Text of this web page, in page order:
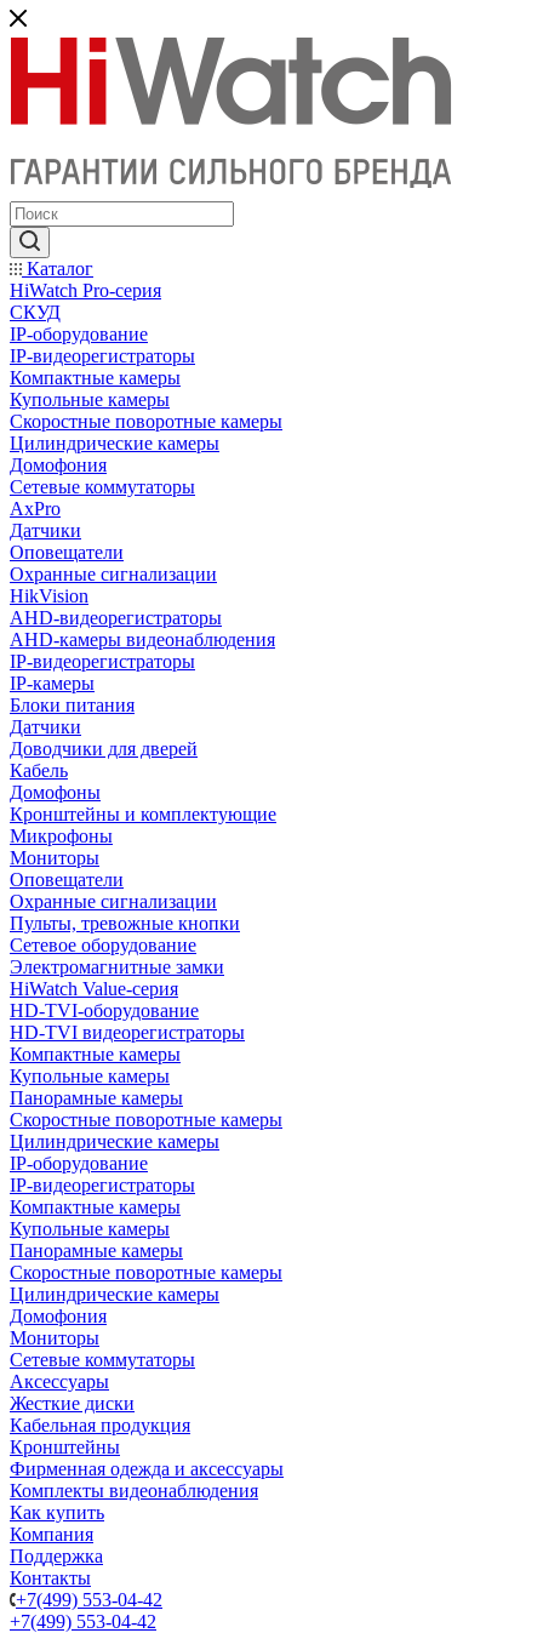
Каталог
HiWatch Pro-серия
CКУД
IP-оборудование
IP-видеорегистраторы
Компактные камеры
Купольные камеры
Скоростные поворотные камеры
Цилиндрические камеры
Домофония
Сетевые коммутаторы
AxPro
Датчики
Оповещатели
Охранные сигнализации
HikVision
AHD-видеорегистраторы
AHD-камеры видеонаблюдения
IP-видеорегистраторы
IP-камеры
Блоки питания
Датчики
Доводчики для дверей
Кабель
Домофоны
Кронштейны и комплектующие
Микрофоны
Мониторы
Оповещатели
Охранные сигнализации
Пульты, тревожные кнопки
Сетевое оборудование
Электромагнитные замки
HiWatch Value-серия
HD-TVI-оборудование
HD-TVI видеорегистраторы
Компактные камеры
Купольные камеры
Панорамные камеры
Скоростные поворотные камеры
Цилиндрические камеры
IP-оборудование
IP-видеорегистраторы
Компактные камеры
Купольные камеры
Панорамные камеры
Скоростные поворотные камеры
Цилиндрические камеры
Домофония
Мониторы
Сетевые коммутаторы
Аксессуары
Жесткие диски
Кабельная продукция
Кронштейны
Фирменная одежда и аксессуары
Комплекты видеонаблюдения
Как купить
Компания
Поддержка
Контакты
+7(499) 553-04-42
+7(499) 553-04-42